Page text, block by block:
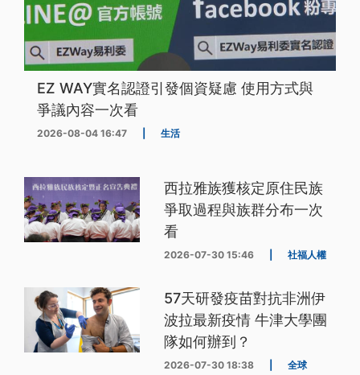
EZ WAY實名認證引發個資疑慮 使用方式與
爭議內容一次看
2026-08-04 16:47 生活
西拉雅族獲核定原住民族
爭取過程與族群分布一次
看
2026-07-30 15:46 社福人權
57天研發疫苗對抗非洲伊
波拉最新疫情 牛津大學團
隊如何辦到？
2026-07-30 18:38 全球